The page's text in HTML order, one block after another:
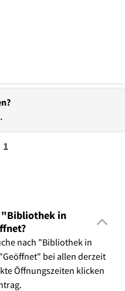
.
1
"Bibliothek in
nach "Bibliothek in
bei allen derzeit
Öffnungszeiten klicken